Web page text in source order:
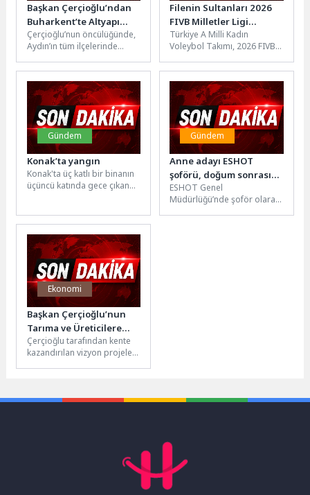
Başkan Çerçioğlu’ndan
Buharkent’te Altyapı
Yatırımı
Çerçioğlu’nun öncülüğünde,
Aydın’ın tüm ilçelerinde
hız kesmeden devam ediyor.
Aydın Büyükşehir
Belediyesi...
Filenin Sultanları 2026
FIVB Milletler Ligi
Şampiyonu
Türkiye A Milli Kadın
Voleybol Takımı, 2026 FIVB
Brezilya’yı 3-1 mağlup...
Gündem
Konak’ta yangın
Konak'ta üç katlı bir binanın
üçüncü katında gece çıkan
Gündem
Anne adayı ESHOT
şoförü, doğum sonrası
direksiyona dönmek için
gün sayıyor
ESHOT Genel
Müdürlüğü’nde şoför olarak
Ekonomi
Başkan Çerçioğlu’nun
Tarıma ve Üreticilere
Destekleri Sürüyor:
Tarlalar Drone ile
Ücretsiz Gübreleniyor
Çerçioğlu tarafından kente
kazandırılan vizyon projeler